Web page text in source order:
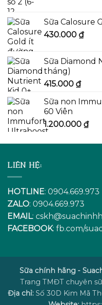
Sữa Calosure
430.000 ₫
Sữa Diamond
tháng)
415.000 ₫
Sữa non
60 Viên
1.200.000 ₫
LIÊN HỆ:
HOTLINE: 0904.669.973
ZALO: 0904.669.973
EMAIL:
FACEBOOK: fb.com/
Sữa chính hãng -
Trang TMĐT chuyên
Địa chỉ: Số 30D Kim Mã